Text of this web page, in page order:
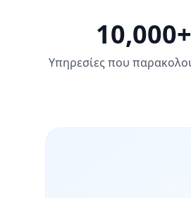
10,000+
Υπηρεσίες που